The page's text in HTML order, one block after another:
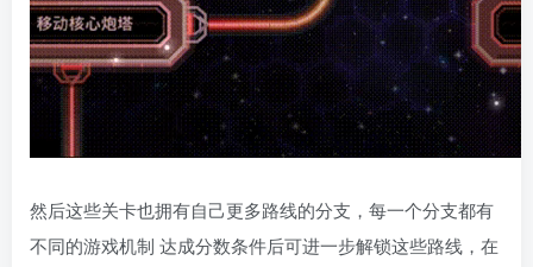
然后这些关卡也拥有自己更多路线的分支，每一个分支都有
不同的游戏机制 达成分数条件后可进一步解锁这些路线，在